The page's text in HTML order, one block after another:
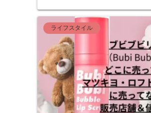
ライフスタイル